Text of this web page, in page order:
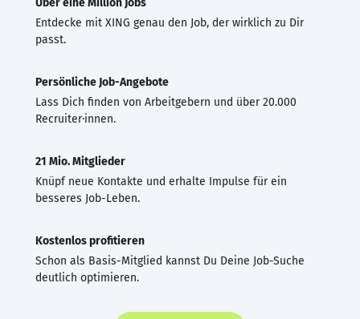
Entdecke mit XING genau den Job, der wirklich zu Dir
passt.
Persönliche Job-Angebote
Lass Dich finden von Arbeitgebern und über 20.000
Recruiter·innen.
21 Mio. Mitglieder
Knüpf neue Kontakte und erhalte Impulse für ein
besseres Job-Leben.
Kostenlos profitieren
Schon als Basis-Mitglied kannst Du Deine Job-Suche
deutlich optimieren.